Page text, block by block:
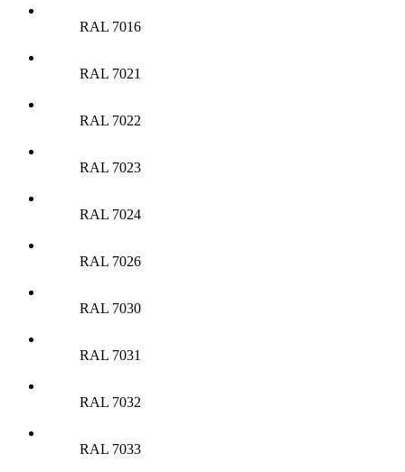
RAL 7016
RAL 7021
RAL 7022
RAL 7023
RAL 7024
RAL 7026
RAL 7030
RAL 7031
RAL 7032
RAL 7033